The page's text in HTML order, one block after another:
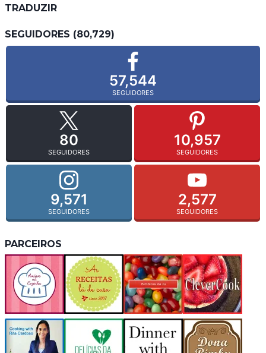
TRADUZIR
SEGUIDORES (80,729)
57,544
SEGUIDORES
80
SEGUIDORES
10,957
SEGUIDORES
9,571
SEGUIDORES
2,577
SEGUIDORES
PARCEIROS